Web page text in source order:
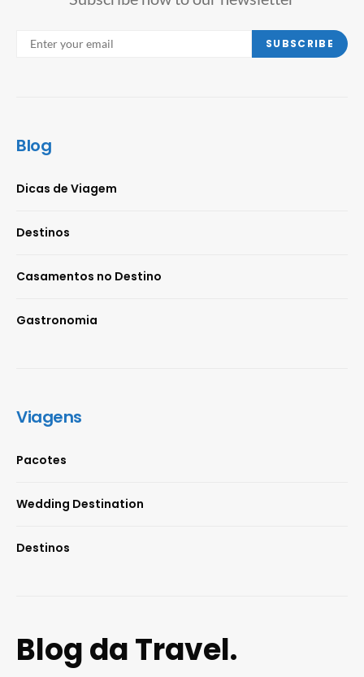
SUBSCRIBE
Blog
Dicas de Viagem
Destinos
Casamentos no Destino
Gastronomia
Viagens
Pacotes
Wedding Destination
Destinos
Blog da Travel.